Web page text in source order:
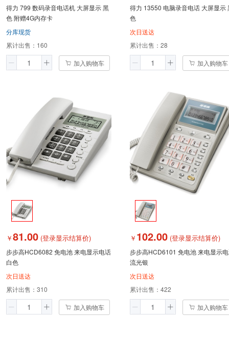
得力 799 数码录音电话机 大屏显示 黑
色 附赠4G内存卡
分库现货
累计出售： 160
加入购物车
得力 13550 电脑录音电话 大屏显示
色
次日送达
累计出售： 28
加入购物车
￥81.00 (登录显示结算价)
步步高HCD6082 免电池 来电显示电话
白色
次日送达
累计出售： 310
加入购物车
￥ 102.00 (登录显示结算价)
步步高HCD6101 免电池 来电显示
流光银
次日送达
累计出售： 422
加入购物车